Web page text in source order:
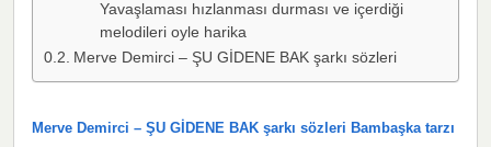
Yavaşlaması hızlanması durması ve içerdiği
melodileri oyle harika
Merve Demirci – ŞU GİDENE BAK şarkı sözleri
Merve Demirci – ŞU GİDENE BAK şarkı sözleri Bambaşka tarzı